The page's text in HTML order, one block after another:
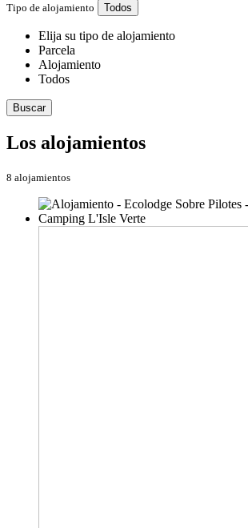
Tipo de alojamiento Todos
Elija su tipo de alojamiento
Parcela
Alojamiento
Todos
Buscar
Los alojamientos
8 alojamientos